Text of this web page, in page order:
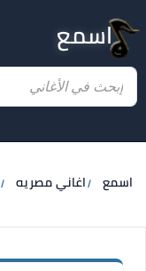
اسمع
اسمع اغاني مصريه